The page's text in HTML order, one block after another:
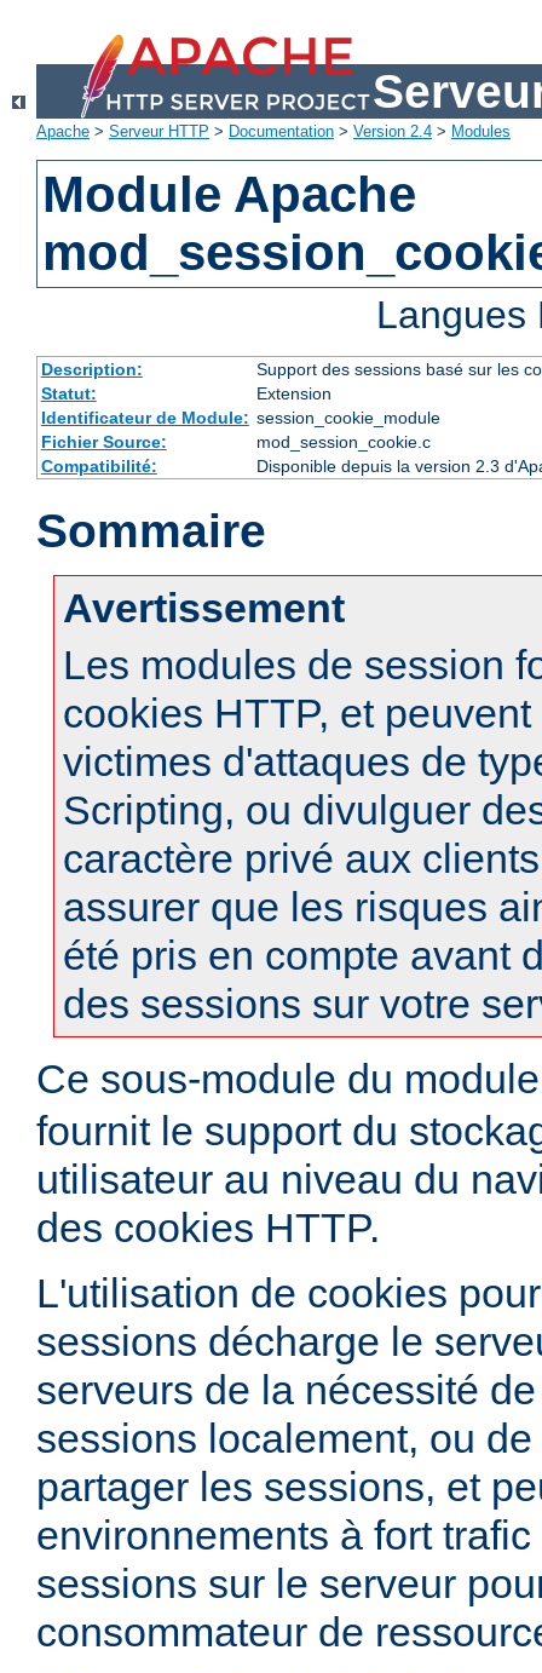
Apache > Serveur HTTP > Documentation > Version 2.4 > Modules
Module Apache
Description:
Support des sessions basé sur les
Statut:
Extension
Identificateur de Module: session_cookie_module
Fichier Source:
mod_session_cookie.c
Compatibilité:
Disponible depuis la version 2.3
Sommaire
Avertissement
Les modules de session
cookies HTTP, et
victimes d'attaques de
Scripting, ou divulguer
caractère privé aux
assurer que les risques
été pris en compte avant
des sessions sur votre
Ce sous-module du
fournit le support du
utilisateur au niveau du
des cookies HTTP.
L'utilisation de cookies
sessions décharge le
serveurs de la nécessité
sessions localement, ou
partager les sessions, et
environnements à fort
sessions sur le serveur
consommateur de